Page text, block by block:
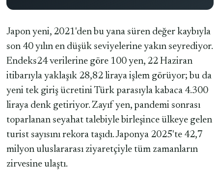
Japon yeni, 2021'den bu yana süren değer kaybıyla
son 40 yılın en düşük seviyelerine yakın seyrediyor.
Endeks24 verilerine göre 100 yen, 22 Haziran
itibarıyla yaklaşık 28,82 liraya işlem görüyor; bu da
yeni tek giriş ücretini Türk parasıyla kabaca 4.300
liraya denk getiriyor. Zayıf yen, pandemi sonrası
toparlanan seyahat talebiyle birleşince ülkeye gelen
turist sayısını rekora taşıdı. Japonya 2025'te 42,7
milyon uluslararası ziyaretçiyle tüm zamanların
zirvesine ulaştı.